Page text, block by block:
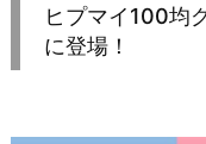
ヒプマイ100均
に登場！